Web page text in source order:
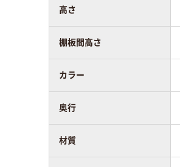
高さ
棚板間高さ
カラー
奥行
材質